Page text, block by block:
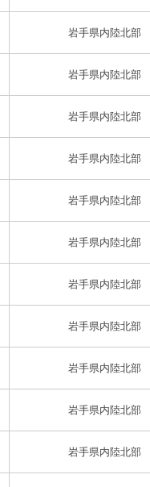
岩手県内陸北部
岩手県内陸北部
岩手県内陸北部
岩手県内陸北部
岩手県内陸北部
岩手県内陸北部
岩手県内陸北部
岩手県内陸北部
岩手県内陸北部
岩手県内陸北部
岩手県内陸北部